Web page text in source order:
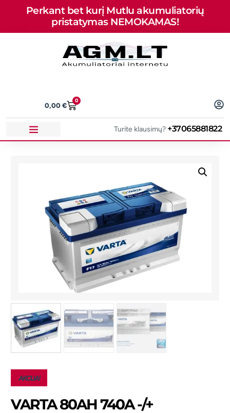
Perkant bet kurį Mutlu akumuliatorių
pristatymas NEMOKAMAS!
0,00€
0
Turite klausimų? +37065881822
AKCIJA!
VARTA 80AH 740A -/+